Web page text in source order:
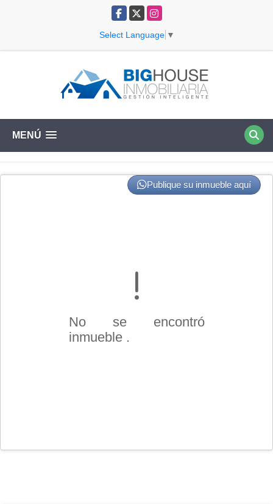
Publique su inmueble aquí
Facebook
X Instagram
Select Language ▼
MENÚ
No se encontró
inmueble .